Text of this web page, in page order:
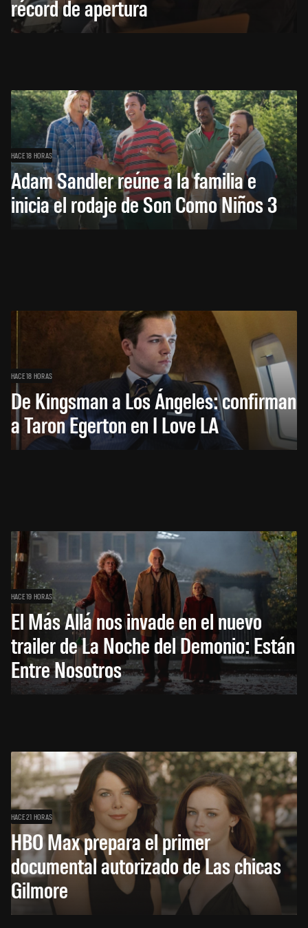
récord de apertura
HACE 18 HORAS
Adam Sandler reúne a la familia e
inicia el rodaje de Son Como Niños 3
HACE 18 HORAS
De Kingsman a Los Ángeles: confirman
a Taron Egerton en I Love LA
HACE 19 HORAS
El Más Allá nos invade en el nuevo
trailer de La Noche del Demonio: Están
Entre Nosotros
HACE 21 HORAS
HBO Max prepara el primer
documental autorizado de Las chicas
Gilmore